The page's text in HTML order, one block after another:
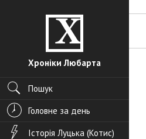
Хроніки Любарта
Пошук
Головне за день
Історія Луцька (Котис)